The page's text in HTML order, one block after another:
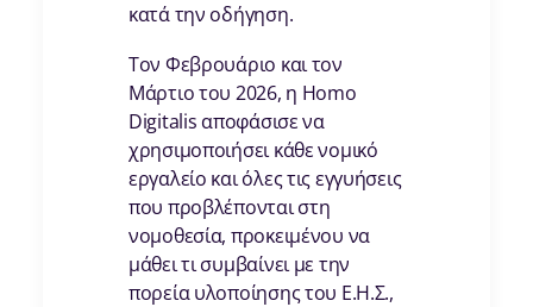
κατά την οδήγηση.
Τον Φεβρουάριο και τον
Μάρτιο του 2026, η Homo
Digitalis αποφάσισε να
χρησιμοποιήσει κάθε νομικό
εργαλείο και όλες τις εγγυήσεις
που προβλέπονται στη
νομοθεσία, προκειμένου να
μάθει τι συμβαίνει με την
πορεία υλοποίησης του Ε.Η.Σ.,